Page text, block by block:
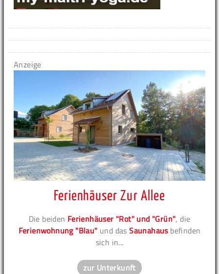
Anzeige
Ferienhäuser Zur Allee
Die beiden Ferienhäuser "Rot" und "Grün", die
Ferienwohnung "Blau" und dasSaunahausbefinden
sich in...
zur Unterkunft